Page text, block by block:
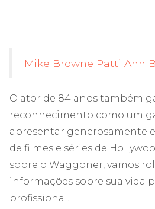
Mike Browne Patti Ann
O ator de 84 anos também
reconhecimento como um
apresentar generosamente
de filmes e séries de
sobre o Waggoner, vamos
informações sobre sua vida
profissional.